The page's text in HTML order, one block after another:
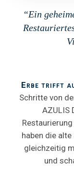
“Ein
Erbe trifft
Schritte von
AZULIS
haben die
gleichzeitig
und